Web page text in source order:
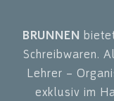
BRUNNEN
Schreibwaren.
Lehrer –
exklusiv im